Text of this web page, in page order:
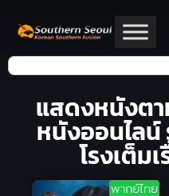
แสดงหนังต
หนังออนไลน์
โรงเต็ม
พากย์ไทย